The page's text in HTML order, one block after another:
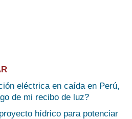
eléctrica en caída en Perú,
de mi recibo de luz?
hídrico para potenciar